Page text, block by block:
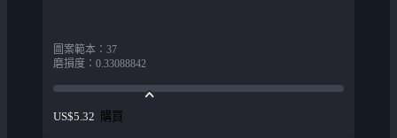
圖案範本 ： 37
磨損度 ： 0.33088842
US$5.32 購買